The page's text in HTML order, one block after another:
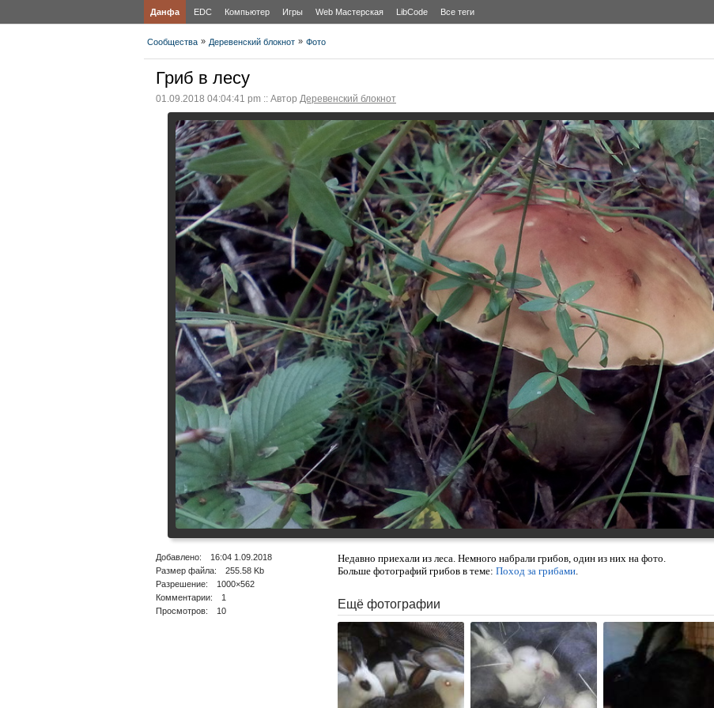
Данфа EDC Компьютер Игры Web Мастерская LibCode Все теги
Сообщества » Деревенский блокнот » Фото
Гриб в лесу
01.09.2018 04:04:41 pm :: Автор Деревенский блокнот
Добавлено: 16:04 1.09.2018
Размер файла: 255.58 Kb
Разрешение: 1000×562
Комментарии: 1
Просмотров: 10
Недавно приехали из леса. Немного набрали грибов, один из них на фото.
Больше фотографий грибов в теме: Поход за грибами.
Ещё фотографии